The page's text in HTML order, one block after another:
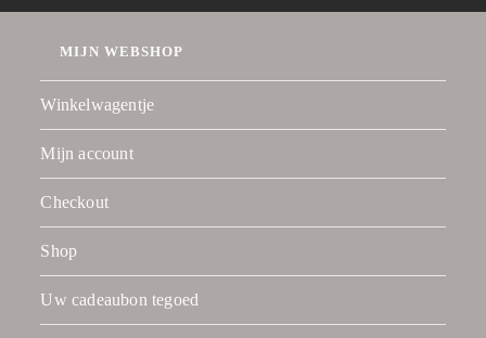
MIJN WEBSHOP
Winkelwagentje
Mijn account
Checkout
Shop
Uw cadeaubon tegoed